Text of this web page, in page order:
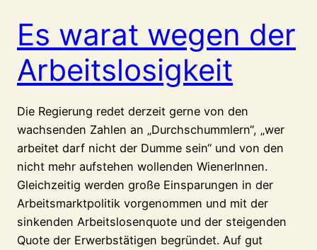
Es warat wegen der
Arbeitslosigkeit
Die Regierung redet derzeit gerne von den
wachsenden Zahlen an „Durchschummlern“, „wer
arbeitet darf nicht der Dumme sein“ und von den
nicht mehr aufstehen wollenden WienerInnen.
Gleichzeitig werden große Einsparungen in der
Arbeitsmarktpolitik vorgenommen und mit der
sinkenden Arbeitslosenquote und der steigenden
Quote der Erwerbstätigen begründet. Auf gut